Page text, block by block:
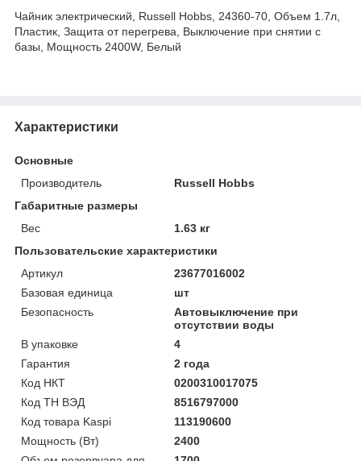
Чайник электрический, Russell Hobbs, 24360-70, Объем 1.7л,
Пластик, Защита от перегрева, Выключение при снятии с
базы, Мощность 2400W, Белый
Характеристики
Основные
Производитель
Russell Hobbs
Габаритные размеры
Вес
1.63 кг
Пользовательские характеристики
Артикул
23677016002
Базовая единица
шт
Безопасность
Автовыключение при
отсутствии воды
В упаковке
4
Гарантия
2 года
Код НКТ
0200310017075
Код ТН ВЭД
8516797000
Код товара Kaspi
113190600
Мощность (Bт)
2400